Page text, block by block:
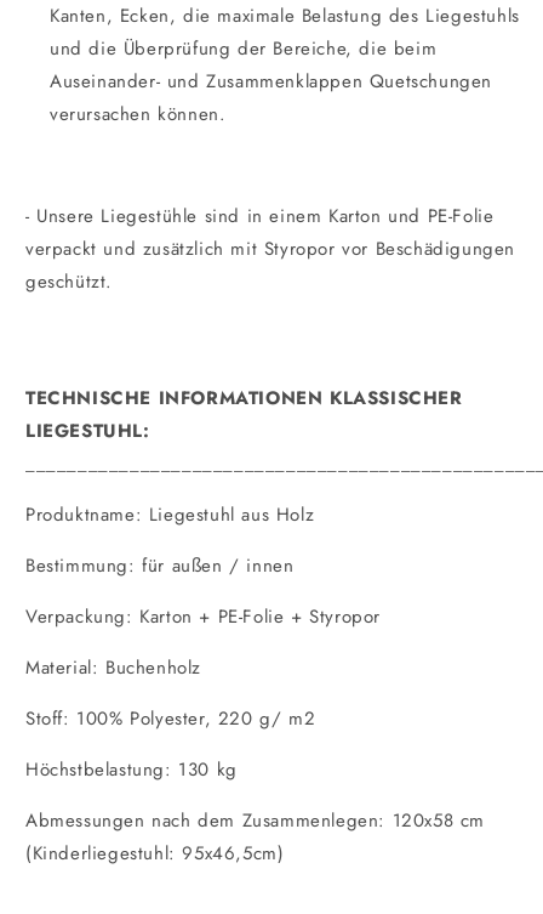
Kanten, Ecken, die maximale Belastung des Liegestuhls
und die Überprüfung der Bereiche, die beim
Auseinander- und Zusammenklappen Quetschungen
verursachen können.
- Unsere Liegestühle sind in einem Karton und PE-Folie
verpackt und zusätzlich mit Styropor vor Beschädigungen
geschützt.
TECHNISCHE INFORMATIONEN KLASSISCHER
LIEGESTUHL:
Produktname: Liegestuhl aus Holz
Bestimmung: für außen / innen
Verpackung: Karton + PE-Folie + Styropor
Material: Buchenholz
Stoff: 100% Polyester, 220 g/ m2
Höchstbelastung: 130 kg
Abmessungen nach dem Zusammenlegen: 120x58 cm
(Kinderliegestuhl: 95x46,5cm)